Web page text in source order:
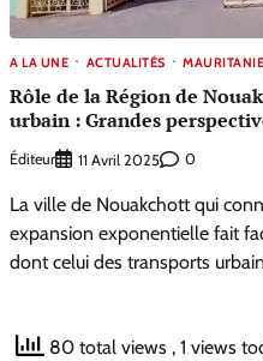
A LA UNE ACTUALITÉS MAURITANIE
Rôle de la Région de
urbain : Grandes
Éditeur 11 Avril 2025 0
La ville de Nouakchott qui
expansion exponentielle fait
dont celui des transports
80 total views , 1 views